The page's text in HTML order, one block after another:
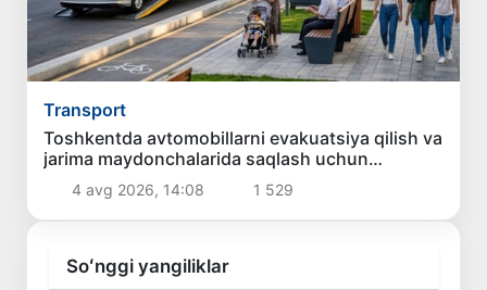
Transport
Toshkentda avtomobillarni evakuatsiya qilish va
jarima maydonchalarida saqlash uchun
to‘lovlarning eng yuqori miqdori belgilanmoqda
4 avg 2026, 14:08 1 529
Soʻnggi yangiliklar